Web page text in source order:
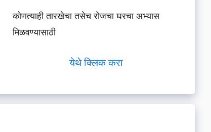
कोणत्याही तारखेचा तसेच रोजचा घरचा अभ्यास
मिळवण्यासाठी
येथे क्लिक करा